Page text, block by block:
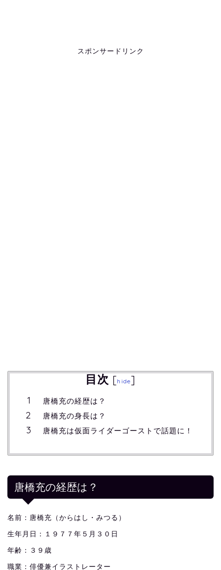
スポンサードリンク
目次 [hide]
唐橋充の経歴は？
唐橋充の身長は？
唐橋充は仮面ライダーゴーストで話題に！
唐橋充の経歴は？
名前：唐橋充（からはし・みつる）
生年月日：１９７７年５月３０日
年齢：３９歳
職業：俳優兼イラストレーター